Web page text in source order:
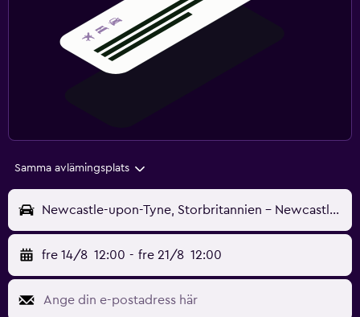
Samma avlämingsplats
Newcastle-upon-Tyne, Storbritannien - Newcastle (NCL)
fre 14/8 12:00 - fre 21/8 12:00